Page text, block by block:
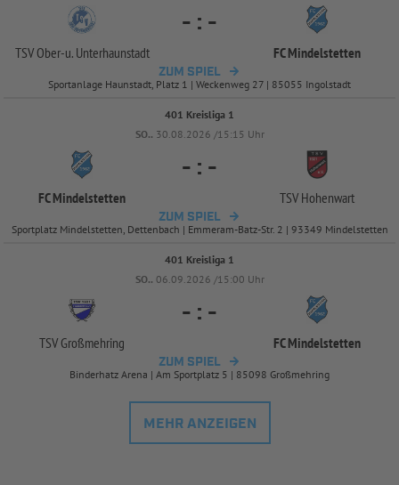
TSV Ober-u. Unterhaunstadt
- : -
FC Mindelstetten
ZUM SPIEL
Sportanlage Haunstadt, Platz 1 | Weckenweg 27 | 85055 Ingolstadt
401 Kreisliga 1
SO.. 30.08.2026 /15:15 Uhr
FC Mindelstetten
- : -
TSV Hohenwart
ZUM SPIEL
Sportplatz Mindelstetten, Dettenbach | Emmeram-Batz-Str. 2 | 93349 Mindelstetten
401 Kreisliga 1
SO.. 06.09.2026 /15:00 Uhr
TSV Großmehring
- : -
FC Mindelstetten
ZUM SPIEL
Binderhatz Arena | Am Sportplatz 5 | 85098 Großmehring
MEHR ANZEIGEN